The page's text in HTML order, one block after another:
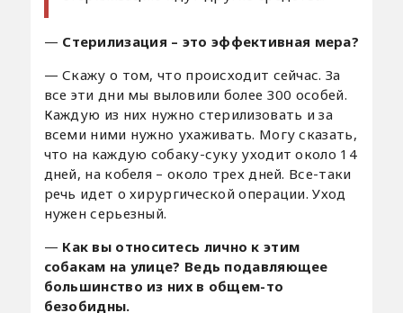
— Cтерилизация – это эффективная мера?
— Скажу о том, что происходит сейчас. За
все эти дни мы выловили более 300 особей.
Каждую из них нужно стерилизовать и за
всеми ними нужно ухаживать. Могу сказать,
что на каждую собаку-суку уходит около 14
дней, на кобеля – около трех дней. Все-таки
речь идет о хирургической операции. Уход
нужен серьезный.
— Как вы относитесь лично к этим
собакам на улице? Ведь подавляющее
большинство из них в общем-то
безобидны.